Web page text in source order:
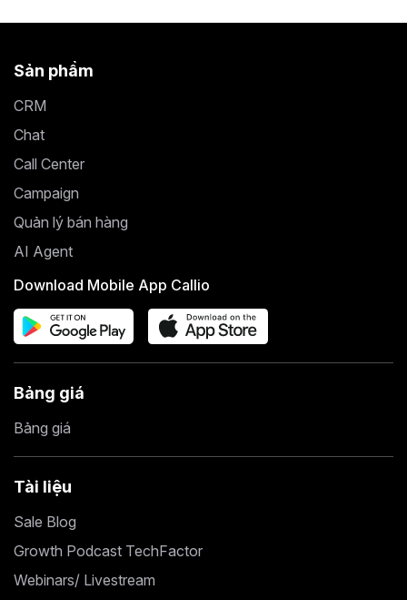
Sản phẩm
CRM
Chat
Call Center
Campaign
Quản lý bán hàng
AI Agent
Download Mobile App Callio
Bảng giá
Bảng giá
Tài liệu
Sale Blog
Growth Podcast TechFactor
Webinars/ Livestream